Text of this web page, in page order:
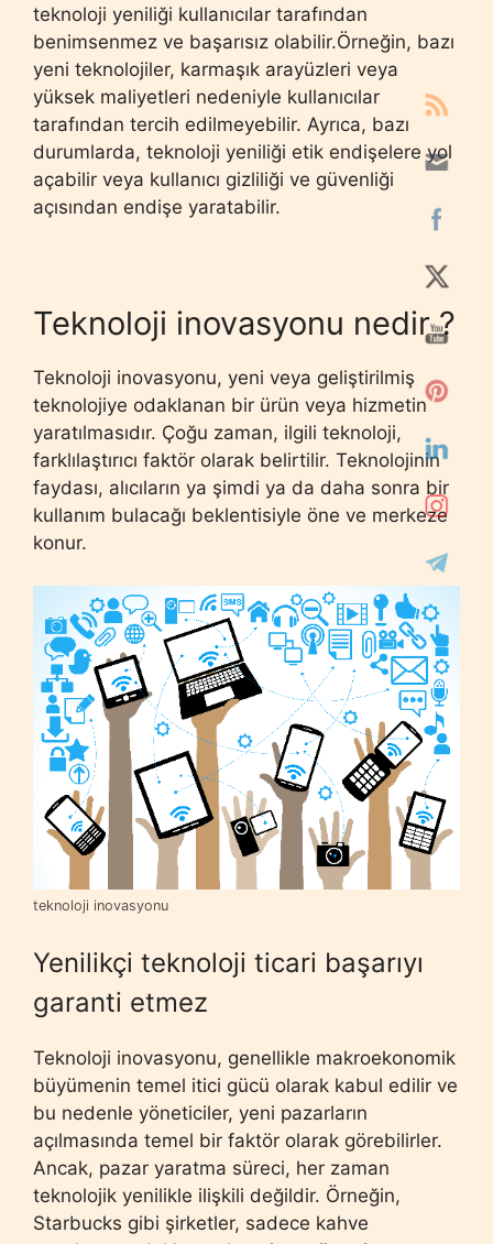
teknoloji yeniliği kullanıcılar tarafından
benimsenmez ve başarısız olabilir.Örneğin, bazı
yeni teknolojiler, karmaşık arayüzleri veya
yüksek maliyetleri nedeniyle kullanıcılar
tarafından tercih edilmeyebilir. Ayrıca, bazı
durumlarda, teknoloji yeniliği etik endişelere yol
açabilir veya kullanıcı gizliliği ve güvenliği
açısından endişe yaratabilir.
Teknoloji inovasyonu nedir ?
Teknoloji inovasyonu, yeni veya geliştirilmiş
teknolojiye odaklanan bir ürün veya hizmetin
yaratılmasıdır. Çoğu zaman, ilgili teknoloji,
farklılaştırıcı faktör olarak belirtilir. Teknolojinin
faydası, alıcıların ya şimdi ya da daha sonra bir
kullanım bulacağı beklentisiyle öne ve merkeze
konur.
teknoloji inovasyonu
Yenilikçi teknoloji ticari başarıyı
garanti etmez
Teknoloji inovasyonu, genellikle makroekonomik
büyümenin temel itici gücü olarak kabul edilir ve
bu nedenle yöneticiler, yeni pazarların
açılmasında temel bir faktör olarak görebilirler.
Ancak, pazar yaratma süreci, her zaman
teknolojik yenilikle ilişkili değildir. Örneğin,
Starbucks gibi şirketler, sadece kahve